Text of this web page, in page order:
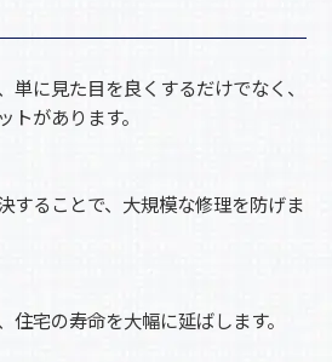
単に見た目を良くするだけでなく、
があります。
することで、大規模な修理を防げま
住宅の寿命を大幅に延ばします。